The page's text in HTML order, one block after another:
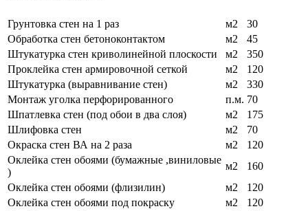
Грунтовка стен на 1 раз м2
30
Обработка стен бетоноконтактом
м2
45
Штукатурка стен криволинейной плоскости
м2
350
Проклейка стен армировочной сеткой
м2
120
Штукатурка (выравнивание стен)
м2
330
Монтаж уголка перфорированного
п.м. 70
Шпатлевка стен (под обои в два слоя)
м2
175
Шлифовка стен
м2
70
Окраска стен ВА на 2 раза
м2
120
Оклейка стен обоями (бумажные ,виниловые
)
м2
160
Оклейка стен обоями (флизилин)
м2
120
Оклейка стен обоями под покраску
м2
120